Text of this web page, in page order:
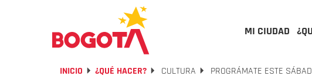
MI CIUDAD
INICIO ¿QUÉ HACER? CULTURA PROGRÁMATE ESTE